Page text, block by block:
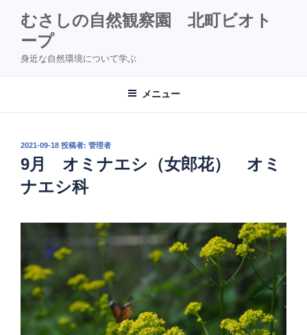
むさしの自然観察園 北町ビオト
ープ
身近な自然環境について学ぶ
メニュー
投
稿
日:
2021-09-18 投稿者: 管理者
9月 オミナエシ（女郎花） オミ
ナエシ科